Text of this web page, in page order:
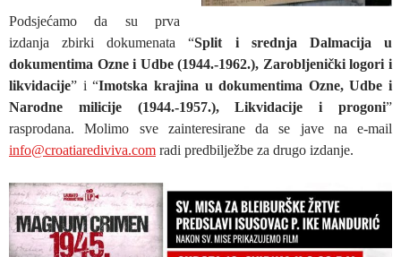
Podsjećamo da su prva
izdanja zbirki dokumenata “Split i srednja Dalmacija u
dokumentima Ozne i Udbe (1944.-1962.), Zarobljenički logori i
likvidacije” i “Imotska krajina u dokumentima Ozne, Udbe i
Narodne milicije (1944.-1957.), Likvidacije i progoni”
rasprodana. Molimo sve zainteresirane da se jave na e-mail
info@croatiarediviva.com radi predbilježbe za drugo izdanje.